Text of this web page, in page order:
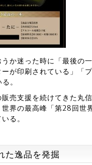
か迷った時に「最後の
が印刷されている」「
。
売支援を続けてきた丸
世界の最高峰「第28回
る。
た逸品を発掘